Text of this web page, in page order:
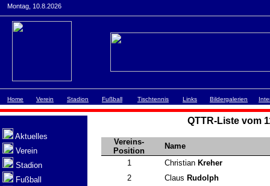
Montag, 10.8.2026
Home Verein Stadion Fußball Tischtennis Links Bildergalerien
Aktuelles
Verein
Stadion
Fußball
QTTR-Liste vom
Vereins-
Position
Name
1
Christian Kreher
2
Claus Rudolph